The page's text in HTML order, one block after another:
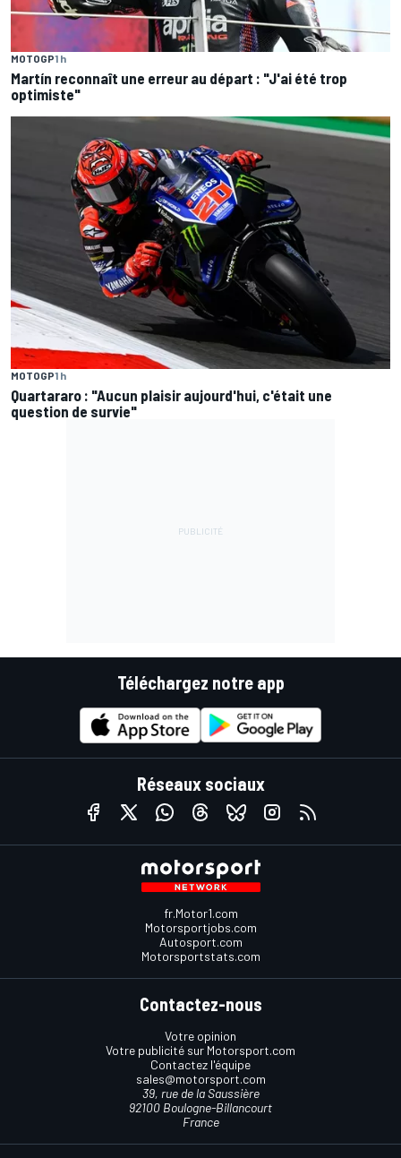
MOTOGP1 h
Martín reconnaît une erreur au départ : "J'ai été trop
optimiste"
MOTOGP1 h
Quartararo : "Aucun plaisir aujourd'hui, c'était une
question de survie"
Téléchargez notre app
Réseaux sociaux
fr.Motor1.com
Motorsportjobs.com
Autosport.com
Motorsportstats.com
Contactez-nous
Votre opinion
Votre publicité sur Motorsport.com
Contactez l'équipe
sales@motorsport.com
39, rue de la Saussière
92100 Boulogne-Billancourt
France